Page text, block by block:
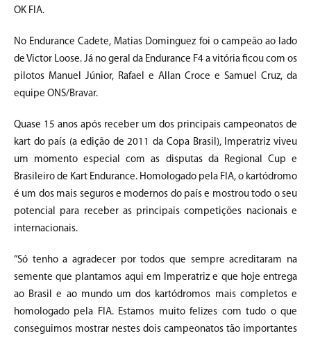
OK FIA.
No Endurance Cadete, Matias Dominguez foi o campeão ao lado
de Victor Loose. Já no geral da Endurance F4 a vitória ficou com os
pilotos Manuel Júnior, Rafael e Allan Croce e Samuel Cruz, da
equipe ONS/Bravar.
Quase 15 anos após receber um dos principais campeonatos de
kart do país (a edição de 2011 da Copa Brasil), Imperatriz viveu
um momento especial com as disputas da Regional Cup e
Brasileiro de Kart Endurance. Homologado pela FIA, o kartódromo
é um dos mais seguros e modernos do país e mostrou todo o seu
potencial para receber as principais competições nacionais e
internacionais.
“Só tenho a agradecer por todos que sempre acreditaram na
semente que plantamos aqui em Imperatriz e que hoje entrega
ao Brasil e ao mundo um dos kartódromos mais completos e
homologado pela FIA. Estamos muito felizes com tudo o que
conseguimos mostrar nestes dois campeonatos tão importantes